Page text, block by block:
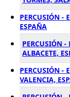
PERCUSIÓN -
ESPAÑA
PERCUSIÓN -
ALBACETE,
PERCUSIÓN -
VALENCIA,